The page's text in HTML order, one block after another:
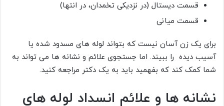
قسمت ديستال (در نزدیکی تخمدان، در انتها)
قسمت ميانی
برای یک زن آسان نیست که بتواند لوله های مسدود شده یا
آسیب دیده را ببیند. اما جستجوی علائم و نشانه ها می تواند به
شما کمک کند که بفهمید باید به یک دکتر مراجعه کنید.
نشانه ها و علائم انسداد لوله های